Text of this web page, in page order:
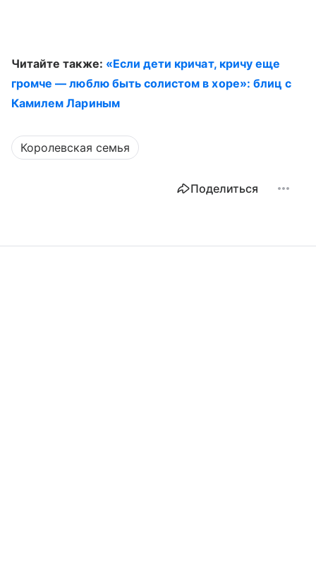
Читайте также: «Если дети кричат, кричу еще
громче — люблю быть солистом в хоре»: блиц с
Камилем Лариным
Королевская семья
Поделиться